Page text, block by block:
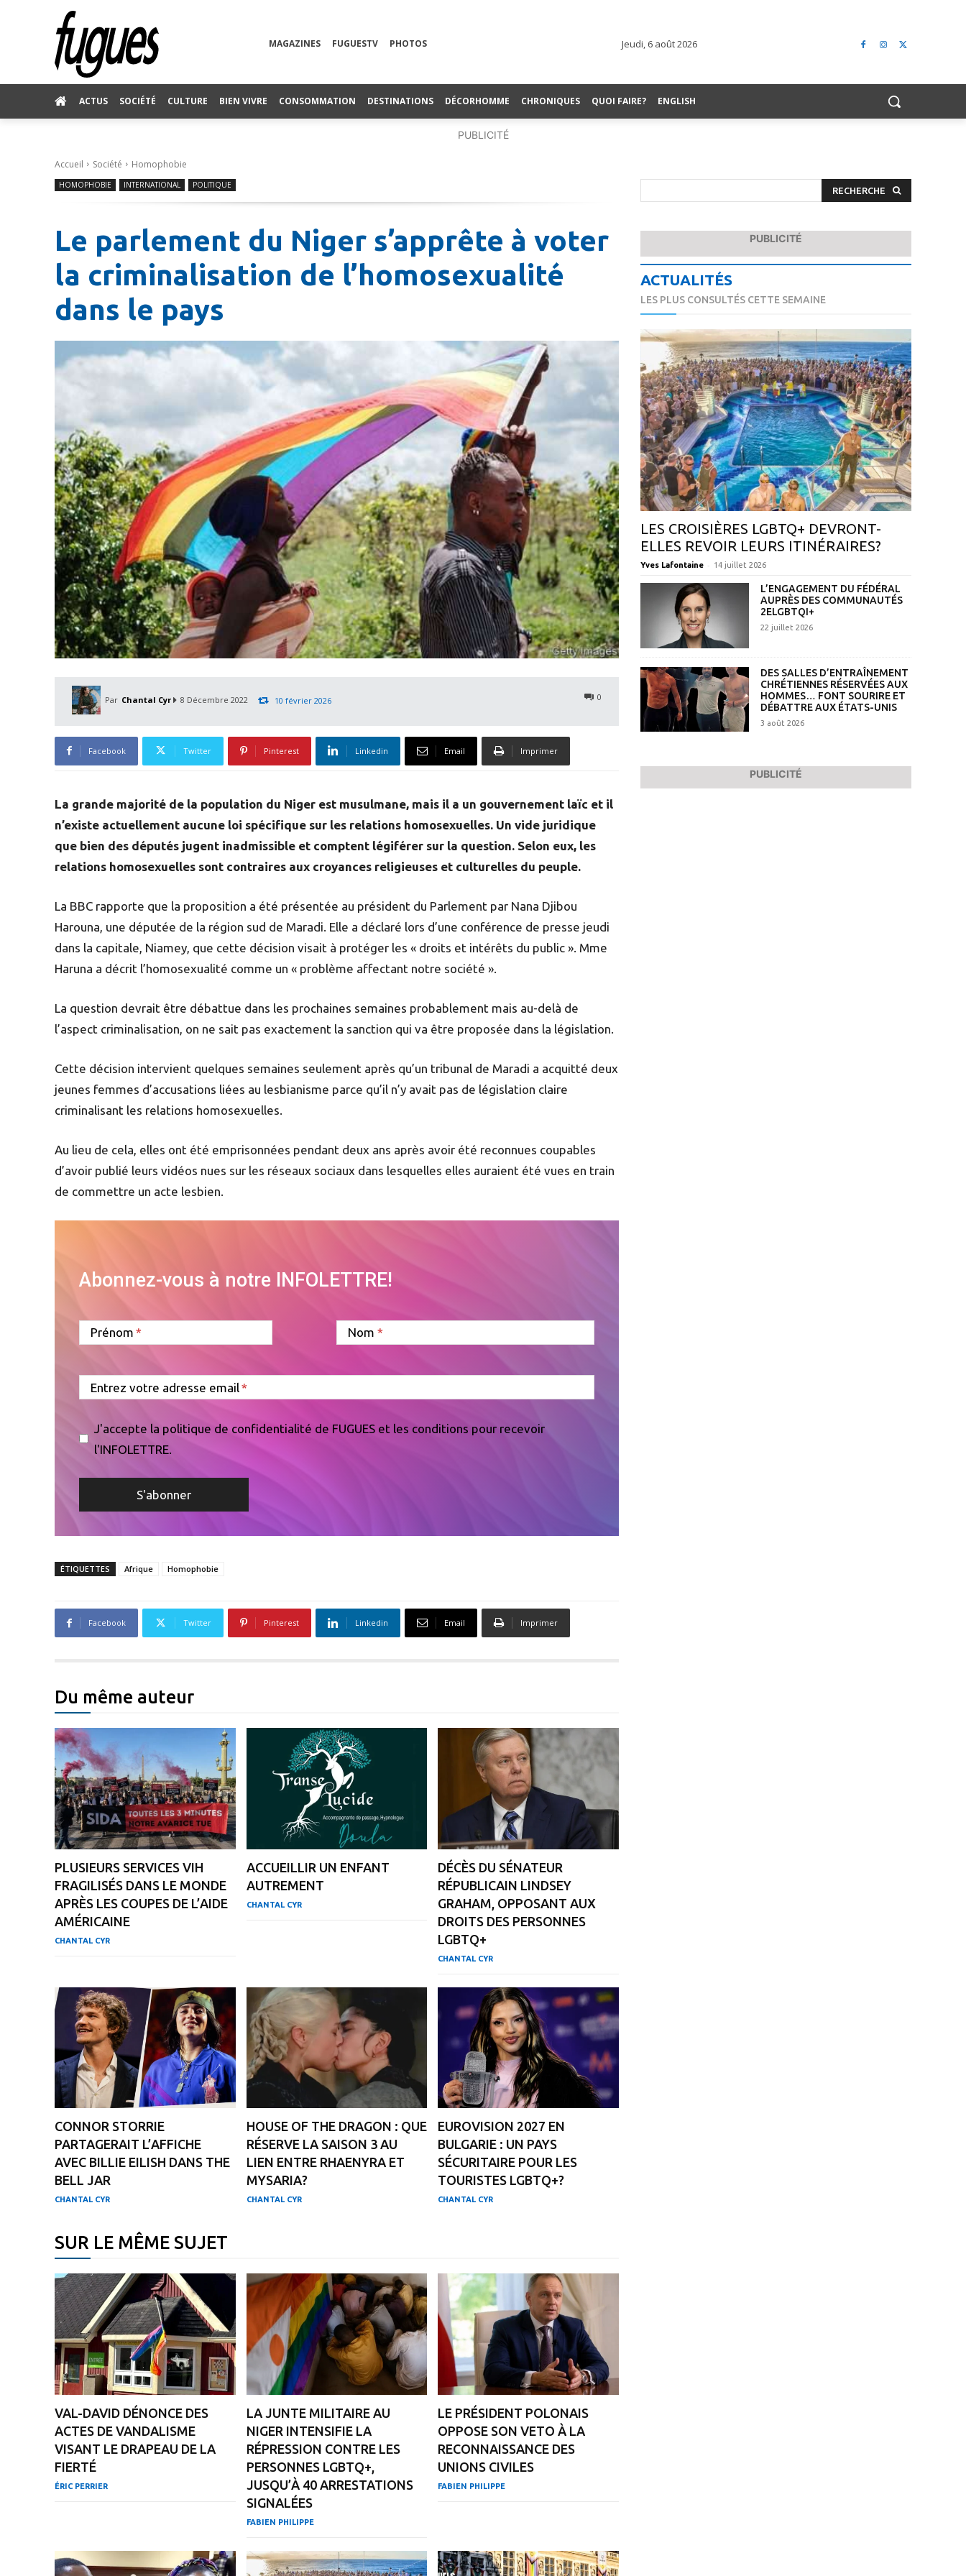
MAGAZINES FUGUESTV PHOTOS Jeudi, 6 août 2026
ACTUS SOCIÉTÉ CULTURE BIEN VIVRE CONSOMMATION DESTINATIONS DÉCORHOMME CHRONIQUES QUOI FAIRE? ENGLISH
PUBLICITÉ
Accueil Société Homophobie
HOMOPHOBIE INTERNATIONAL POLITIQUE
Le parlement du Niger s’apprête à voter
la criminalisation de l’homosexualité
dans le pays
Par Chantal Cyr 8 Décembre 2022 0
10 février 2026
Facebook Twitter Pinterest Linkedin Email Imprimer
La grande majorité de la population du Niger est musulmane, mais il a un gouvernement laïc et il
n’existe actuellement aucune loi spécifique sur les relations homosexuelles. Un vide juridique
que bien des députés jugent inadmissible et comptent légiférer sur la question. Selon eux, les
relations homosexuelles sont contraires aux croyances religieuses et culturelles du peuple.
La BBC rapporte que la proposition a été présentée au président du Parlement par Nana Djibou
Harouna, une députée de la région sud de Maradi. Elle a déclaré lors d’une conférence de presse jeudi
dans la capitale, Niamey, que cette décision visait à protéger les « droits et intérêts du public ». Mme
Haruna a décrit l’homosexualité comme un « problème affectant notre société ».
La question devrait être débattue dans les prochaines semaines probablement mais au-delà de
l’aspect criminalisation, on ne sait pas exactement la sanction qui va être proposée dans la législation.
Cette décision intervient quelques semaines seulement après qu’un tribunal de Maradi a acquitté deux
jeunes femmes d’accusations liées au lesbianisme parce qu’il n’y avait pas de législation claire
criminalisant les relations homosexuelles.
Au lieu de cela, elles ont été emprisonnées pendant deux ans après avoir été reconnues coupables
d’avoir publié leurs vidéos nues sur les réseaux sociaux dans lesquelles elles auraient été vues en train
de commettre un acte lesbien.
Abonnez-vous à notre INFOLETTRE!
Prénom Nom
Entrez votre adresse email
J'accepte la politique de confidentialité de FUGUES et les conditions pour recevoir
l'INFOLETTRE.
ÉTIQUETTES Afrique Homophobie
Facebook Twitter Pinterest Linkedin Email Imprimer
Du même auteur
PLUSIEURS SERVICES VIH
FRAGILISÉS DANS LE MONDE
APRÈS LES COUPES DE L’AIDE
AMÉRICAINE
CHANTAL CYR
ACCUEILLIR UN ENFANT
AUTREMENT
CHANTAL CYR
DÉCÈS DU SÉNATEUR
RÉPUBLICAIN LINDSEY
GRAHAM, OPPOSANT AUX
DROITS DES PERSONNES
LGBTQ+
CHANTAL CYR
CONNOR STORRIE
PARTAGERAIT L’AFFICHE
AVEC BILLIE EILISH DANS THE
BELL JAR
CHANTAL CYR
HOUSE OF THE DRAGON : QUE
RÉSERVE LA SAISON 3 AU
LIEN ENTRE RHAENYRA ET
MYSARIA?
CHANTAL CYR
EUROVISION 2027 EN
BULGARIE : UN PAYS
SÉCURITAIRE POUR LES
TOURISTES LGBTQ+?
CHANTAL CYR
SUR LE MÊME SUJET
VAL-DAVID DÉNONCE DES
ACTES DE VANDALISME
VISANT LE DRAPEAU DE LA
FIERTÉ
ÉRIC PERRIER
LA JUNTE MILITAIRE AU
NIGER INTENSIFIE LA
RÉPRESSION CONTRE LES
PERSONNES LGBTQ+,
JUSQU’À 40 ARRESTATIONS
SIGNALÉES
FABIEN PHILIPPE
LE PRÉSIDENT POLONAIS
OPPOSE SON VETO À LA
RECONNAISSANCE DES
UNIONS CIVILES
FABIEN PHILIPPE
RECHERCHE
PUBLICITÉ
ACTUALITÉS
LES PLUS CONSULTÉS CETTE SEMAINE
LES CROISIÈRES LGBTQ+ DEVRONT-
ELLES REVOIR LEURS ITINÉRAIRES?
Yves Lafontaine - 14 juillet 2026
L’ENGAGEMENT DU FÉDÉRAL
AUPRÈS DES COMMUNAUTÉS
2ELGBTQI+
22 juillet 2026
DES SALLES D’ENTRAÎNEMENT
CHRÉTIENNES RÉSERVÉES AUX
HOMMES… FONT SOURIRE ET
DÉBATTRE AUX ÉTATS-UNIS
3 août 2026
PUBLICITÉ